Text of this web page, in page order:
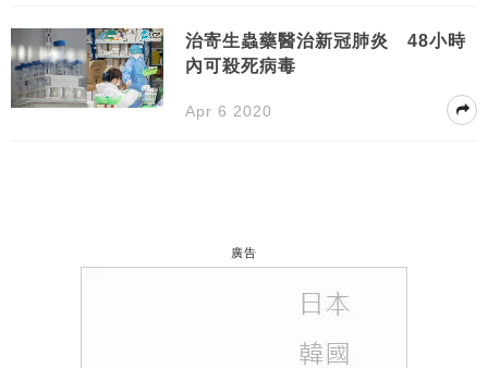
治寄生蟲藥醫治新冠肺炎 48小時
內可殺死病毒
Apr 6 2020
廣告